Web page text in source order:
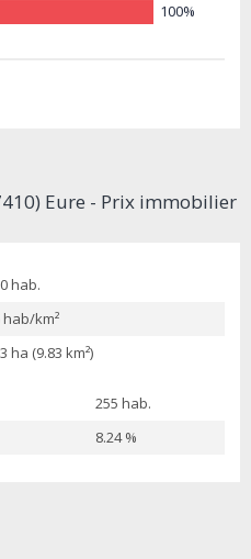
100%
Eure - Prix immobilier
hab.
hab/km²
ha (9.83 km²)
255 hab.
8.24 %